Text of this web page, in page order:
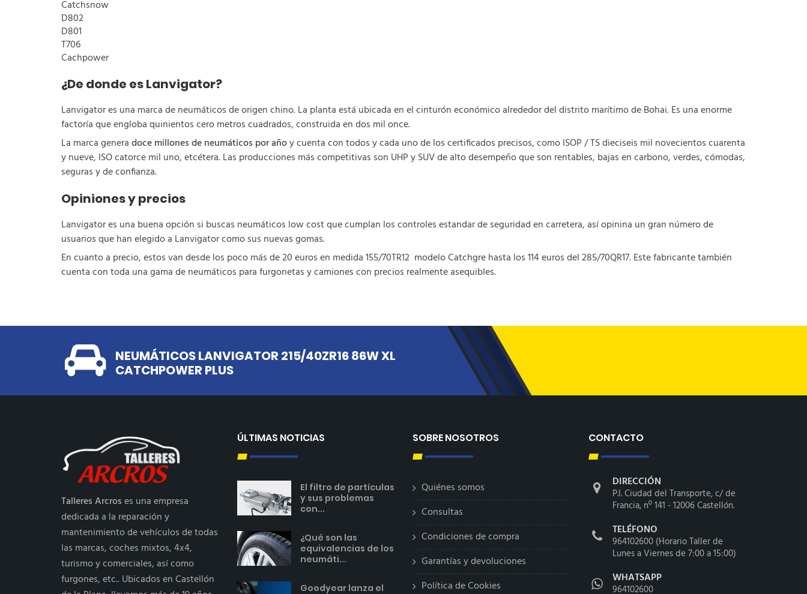
Catchsnow
D802
D801
T706
Cachpower
¿De donde es Lanvigator?
Lanvigator es una marca de neumáticos de origen chino. La planta está ubicada en el cinturón económico alrededor del distrito marítimo de Bohai. Es una enorme
factoría que engloba quinientos cero metros cuadrados, construida en dos mil once.
La marca generadoce millones de neumáticos por añoy cuenta con todos y cada uno de los certificados precisos, como ISOP / TS dieciseis mil novecientos cuarenta
y nueve, ISO catorce mil uno, etcétera. Las producciones más competitivas son UHP y SUV de alto desempeño que son rentables, bajas en carbono, verdes, cómodas,
seguras y de confianza.
Opiniones y precios
Lanvigator es una buena opción si buscas neumáticos low cost que cumplan los controles estandar de seguridad en carretera, así opinina un gran número de
usuarios que han elegido a Lanvigator como sus nuevas gomas.
En cuanto a precio, estos van desde los poco más de 20 euros en medida 155/70TR12 modelo Catchgre hasta los 114 euros del 285/70QR17. Este fabricante también
cuenta con toda una gama de neumáticos para furgonetas y camiones con precios realmente asequibles.
NEUMÁTICOS LANVIGATOR 215/40ZR16 86W XL
CATCHPOWER PLUS
Talleres Arcroses una empresa
dedicada a la reparación y
mantenimiento de vehículos de todas
las marcas, coches mixtos, 4x4,
turismo y comerciales, así como
furgones, etc.. Ubicados en Castellón
ÚLTIMAS NOTICIAS
El filtro de partículas
y sus problemas
con...
¿Qué son las
equivalencias de los
neumáti...
Goodyear lanza el
SOBRE NOSOTROS
Quiénes somos
Consultas
Condiciones de compra
Garantías y devoluciones
Política de Cookies
CONTACTO
DIRECCIÓN
P.I. Ciudad del Transporte, c/ de
Francia, nº 141 - 12006 Castellón.
TELÉFONO
964102600 (Horario Taller de
Lunes a Viernes de 7:00 a 15:00)
WHATSAPP
964102600